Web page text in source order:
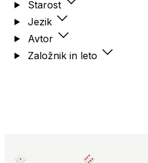
Starost
Jezik
Avtor
Založnik in leto